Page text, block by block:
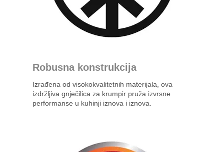
Robusna konstrukcija
Izrađena od visokokvalitetnih materijala, ova
izdržljiva gnječilica za krumpir pruža izvrsne
performanse u kuhinji iznova i iznova.